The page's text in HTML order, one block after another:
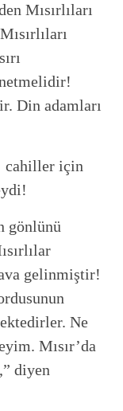
Mısırlıları
Din adamları
cahiller için
gönlünü
gelinmiştir!
Ne
Mısır’da
diyen